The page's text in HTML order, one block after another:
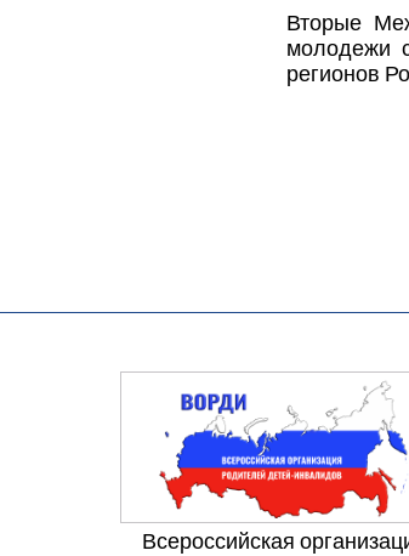
Вторые
молодежи
регионов
Всероссийская